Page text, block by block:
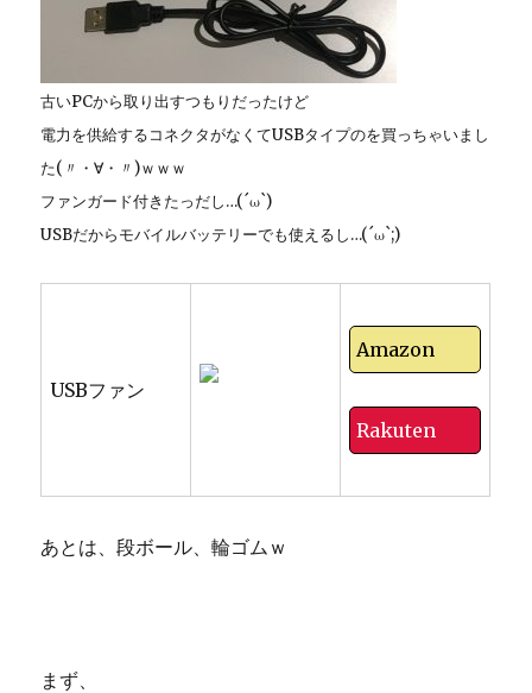
古いPCから取り出すつもりだったけど
電力を供給するコネクタがなくてUSBタイプのを買っちゃいまし
た(〃・∀・〃)ｗｗｗ
ファンガード付きたっだし…(´ω`)
USBだからモバイルバッテリーでも使えるし…(´ω`;)
USBファン
Amazon
Rakuten
あとは、段ボール、輪ゴムｗ
まず、